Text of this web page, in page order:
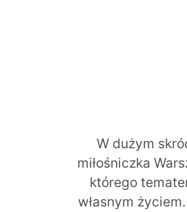
W dużym
miłośniczka
którego
własnym